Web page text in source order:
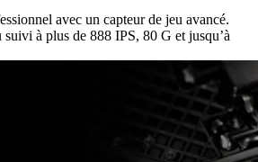
avec un capteur de jeu avancé.
à plus de 888 IPS, 80 G et jusqu’à